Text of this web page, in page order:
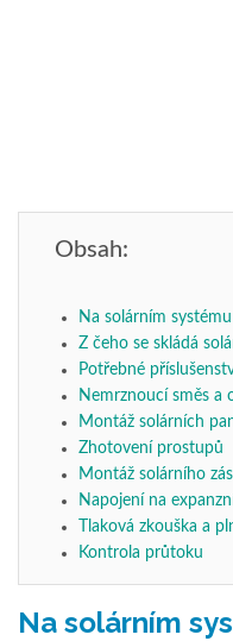
Obsah:
Na solárním
Z čeho se skládá
Potřebné
Nemrznoucí směs a
Montáž solárních
Zhotovení prostupů
Montáž solárního
Napojení na
Tlaková zkouška a
Kontrola průtoku
Na solárním